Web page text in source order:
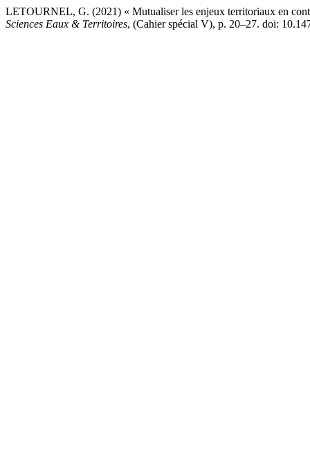
LETOURNEL, G. (2021) « Mutualiser les enjeux territoriaux en
Sciences Eaux & Territoires, (Cahier spécial V), p. 20–27. doi: